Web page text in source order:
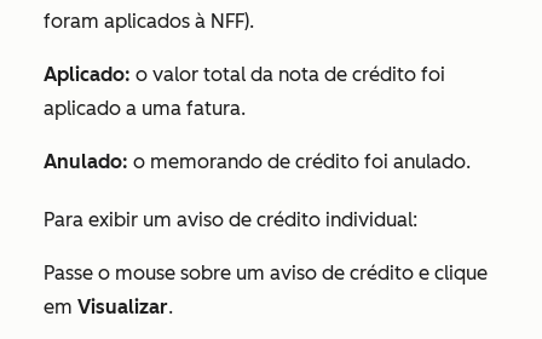
foram aplicados à NFF).
Aplicado: o valor total da nota de crédito foi
aplicado a uma fatura.
Anulado: o memorando de crédito foi anulado.
Para exibir um aviso de crédito individual:
Passe o mouse sobre um aviso de crédito e clique
em Visualizar.